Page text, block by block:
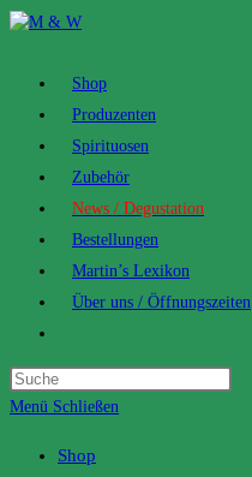
Zum
Shop
Produzenten
Spirituosen
Zubehör
News / Degustation
Bestellungen
Martin’s Lexikon
Über uns / Öffnungszeiten
website
search
Menü Schließen
Shop